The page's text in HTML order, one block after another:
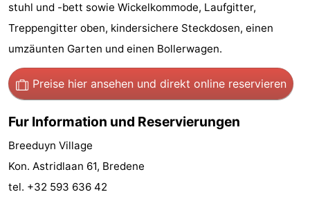
-
Rundfahrten
-
Spielplätze
-
Indoor-
Spielplätze
-
Bowling
-
stuhl und -bett sowie Wickelkommode, Laufgitter,
Treppengitter oben, kindersichere Steckdosen, einen
umzäunten Garten und einen Bollerwagen.
Preise hier ansehen und direkt online reservieren
Fur Information und Reservierungen
Breeduyn Village
Kon. Astridlaan 61, Bredene
tel. +32 593 636 42